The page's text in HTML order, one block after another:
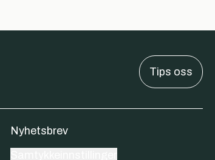
Tips oss
Nyhetsbrev